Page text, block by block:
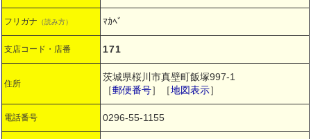
フリガナ （読み方） ﾏｶﾍﾞ
支店コード・店番 171
住所
茨城県桜川市真壁町飯塚997-1
［郵便番号］［地図表示］
電話番号 0296-55-1155